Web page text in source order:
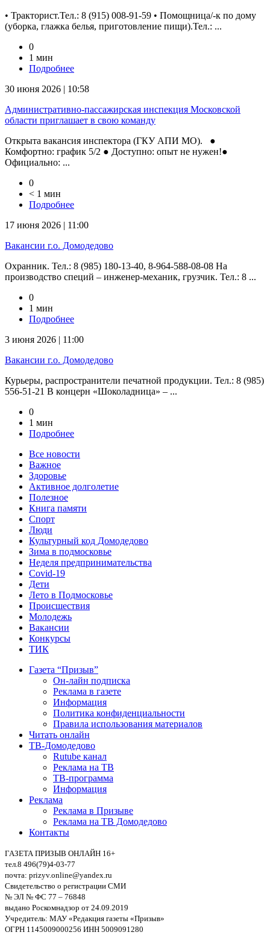
• Тракторист.Тел.: 8 (915) 008-91-59 • Помощница/-к по дому
(уборка, глажка белья, приготовление пищи).Тел.: ...
0
1 мин
Подробнее
30 июня 2026 | 10:58
Административно-пассажирская инспекция Московской
области приглашает в свою команду
Открыта вакансия инспектора (ГКУ АПИ МО). ●
Комфортно: график 5/2 ● Доступно: опыт не нужен!●
Официально: ...
0
< 1 мин
Подробнее
17 июня 2026 | 11:00
Вакансии г.о. Домодедово
Охранник. Тел.: 8 (985) 180-13-40, 8-964-588-08-08 На
производство специй – инженер-механик, грузчик. Тел.: 8 ...
0
1 мин
Подробнее
3 июня 2026 | 11:00
Вакансии г.о. Домодедово
Курьеры, распространители печатной продукции. Тел.: 8 (985)
556-51-21 В концерн «Шоколадница» – ...
0
1 мин
Подробнее
Все новости
Важное
Здоровье
Активное долголетие
Полезное
Книга памяти
Спорт
Люди
Культурный код Домодедово
Зима в подмосковье
Неделя предпринимательства
Covid-19
Дети
Лето в Подмосковье
Происшествия
Молодежь
Вакансии
Конкурсы
ТИК
Газета “Призыв”
Он-лайн подписка
Реклама в газете
Информация
Политика конфиденциальности
Правила использования материалов
Читать онлайн
ТВ-Домодедово
Rutube канал
Реклама на ТВ
ТВ-программа
Информация
Реклама
Реклама в Призыве
Реклама на ТВ Домодедово
Контакты
ГАЗЕТА ПРИЗЫВ ОНЛАЙН 16+
тел.8 496(79)4-03-77
почта: prizyv.online@yandex.ru
Свидетельство о регистрации СМИ
№ ЭЛ № ФС 77 – 76848
выдано Роскомнадзор от 24.09.2019
Учредитель: МАУ «Редакция газеты «Призыв»
ОГРН 1145009000256 ИНН 5009091280